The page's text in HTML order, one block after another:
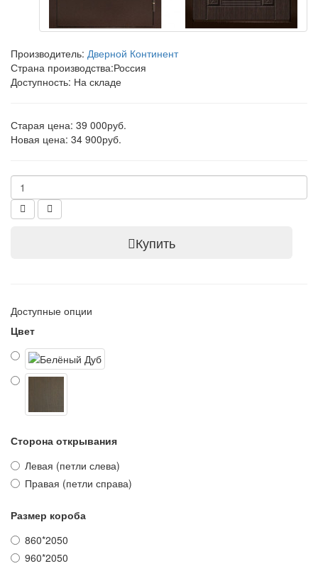
Производитель: Дверной Континент
Страна производства:Россия
Доступность: На складе
Старая цена: 39 000руб.
Новая цена: 34 900руб.
Купить
Доступные опции
Цвет
Сторона открывания
Левая (петли слева)
Правая (петли справа)
Размер короба
860*2050
960*2050